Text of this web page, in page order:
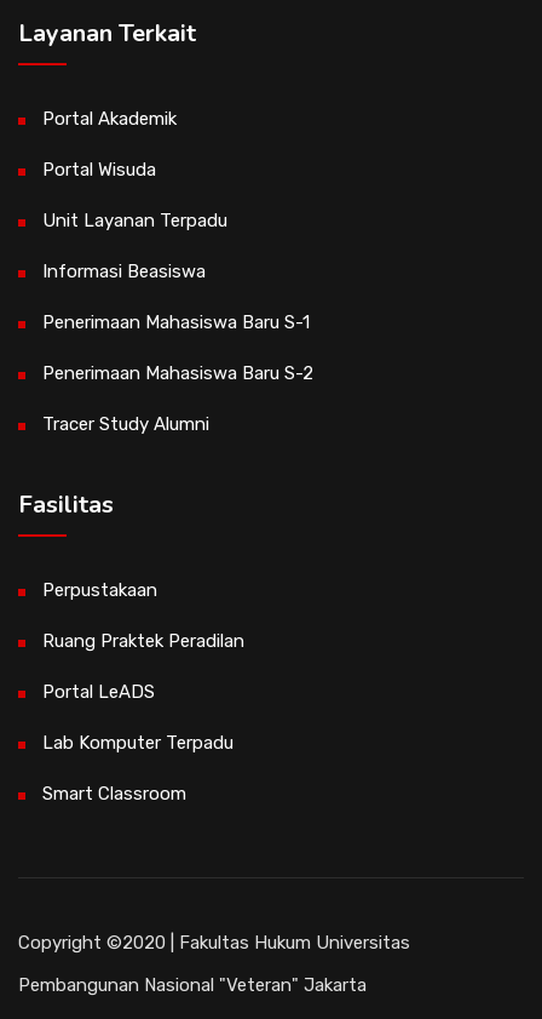
Layanan Terkait
Portal Akademik
Portal Wisuda
Unit Layanan Terpadu
Informasi Beasiswa
Penerimaan Mahasiswa Baru S-1
Penerimaan Mahasiswa Baru S-2
Tracer Study Alumni
Fasilitas
Perpustakaan
Ruang Praktek Peradilan
Portal LeADS
Lab Komputer Terpadu
Smart Classroom
Copyright ©2020 | Fakultas Hukum Universitas
Pembangunan Nasional "Veteran" Jakarta